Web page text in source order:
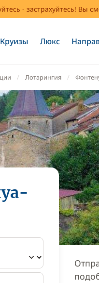
- застрахуйтесь! Вы
Круизы Люкс
Лотарингия